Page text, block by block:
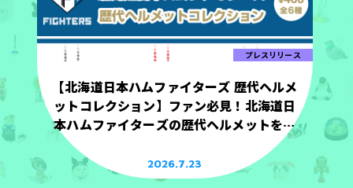
プレスリリース
【北海道日本ハムファイターズ 歴代ヘルメ
ットコレクション】ファン必見！北海道日
本ハムファイターズの歴代ヘルメットを手
2026.7.23